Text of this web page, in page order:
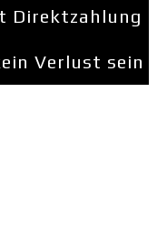
Direktzahlung
Verlust sein